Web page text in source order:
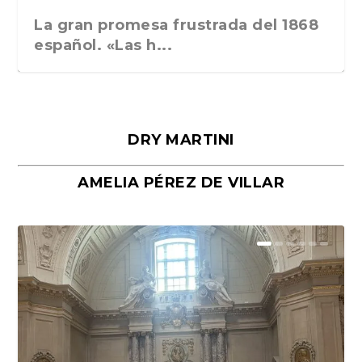
La gran promesa frustrada del 1868
español. «Las h...
Málaga, verso en azul, de Rafael
Porras y Salvador...
«La cocina hebrea. Alimentación
del pueblo judío e...
DRY MARTINI
AMELIA PÉREZ DE VILLAR